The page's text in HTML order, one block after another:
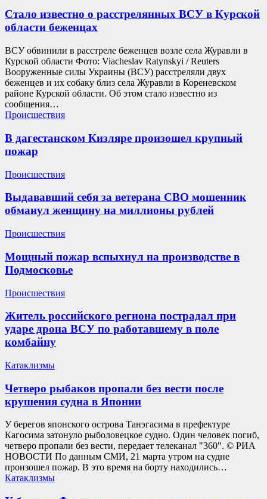
Стало известно о расстрелянных ВСУ в Курской
области беженцах
ВСУ обвинили в расстреле беженцев возле села Журавли в
Курской области Фото: Viacheslav Ratynskyi / Reuters
Вооруженные силы Украины (ВСУ) расстреляли двух
беженцев и их собаку близ села Журавли в Кореневском
районе Курской области. Об этом стало известно из
сообщения…
Происшествия
В дагестанском Кизляре произошел крупный
пожар
Происшествия
Выдававший себя за ветерана СВО мошенник
обманул женщину на миллионы рублей
Происшествия
Мощный пожар вспыхнул на производстве в
Подмосковье
Происшествия
Житель российского региона пострадал при
ударе дрона ВСУ по работавшему в поле
комбайну
Катаклизмы
Четверо рыбаков пропали без вести после
крушения судна в Японии
У берегов японского острова Танэгасима в префектуре
Кагосима затонуло рыболовецкое судно. Один человек погиб,
четверо пропали без вести, передает телеканал "360". © РИА
НОВОСТИ По данным СМИ, 21 марта утром на судне
произошел пожар. В это время на борту находились…
Катаклизмы